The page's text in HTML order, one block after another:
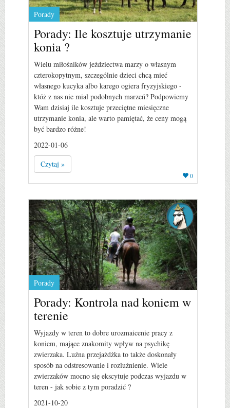
Porady
Porady: Ile kosztuje utrzymanie
konia ?
Wielu miłośników jeździectwa marzy o własnym
czterokopytnym, szczególnie dzieci chcą mieć
własnego kucyka albo karego ogiera fryzyjskiego -
któż z nas nie miał podobnych marzeń? Podpowiemy
Wam dzisiaj ile kosztuje przeciętne miesięczne
utrzymanie konia, ale warto pamiętać, że ceny mogą
być bardzo różne!
2022-01-06
Czytaj »
0
Porady
Porady: Kontrola nad koniem w
terenie
Wyjazdy w teren to dobre urozmaicenie pracy z
koniem, mające znakomity wpływ na psychikę
zwierzaka. Luźna przejażdżka to także doskonały
sposób na odstresowanie i rozluźnienie. Wiele
zwierzaków mocno się ekscytuje podczas wyjazdu w
teren - jak sobie z tym poradzić ?
2021-10-20